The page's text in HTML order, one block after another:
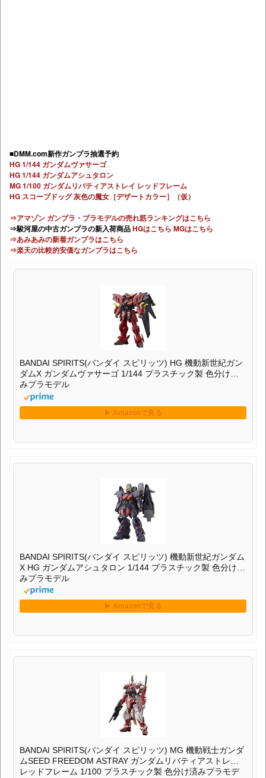
■DMM.com新作ガンプラ抽選予約
HG 1/144 ガンダムヴァサーゴ
HG 1/144 ガンダムアシュタロン
MG 1/100 ガンダムリバティアストレイ レッドフレーム
HG スコープドッグ 灰色の魔女［デザートカラー］（仮）
⇒アマゾン ガンプラ・プラモデルの売れ筋ランキングはこちら
⇒駿河屋の中古ガンプラの新入荷商品HGはこちら MGはこちら
⇒あみあみの新着ガンプラはこちら
⇒楽天の比較的安価なガンプラはこちら
BANDAI SPIRITS(バンダイ スピリッツ) HG 機動新世紀ガン
ダムX ガンダムヴァサーゴ 1/144 プラスチック製 色分け済
みプラモデル
BANDAI SPIRITS(バンダイ スピリッツ) 機動新世紀ガンダム
X HG ガンダムアシュタロン 1/144 プラスチック製 色分け済
みプラモデル
BANDAI SPIRITS(バンダイ スピリッツ) MG 機動戦士ガンダ
ムSEED FREEDOM ASTRAY ガンダムリバティアストレイ
レッドフレーム 1/100 プラスチック製 色分け済みプラモデ